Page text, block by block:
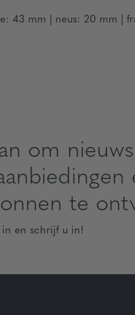
43 mm | neus: 20 mm |
om
te
in en schrijf u in!